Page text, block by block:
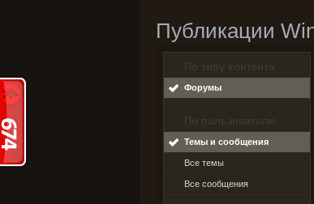
Публикации
По типу контента
Форумы
По пользователю
Темы и сообщения
Все темы
Все сообщения